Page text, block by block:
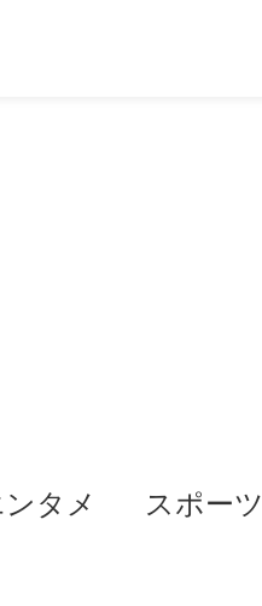
タメ スポーツ